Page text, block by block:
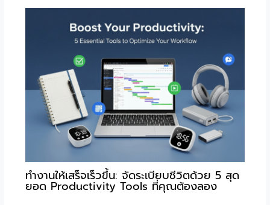
ทำงานให้เสร็จเร็วขึ้น: จัดระเบียบชีวิตด้วย 5 สุด
ยอด Productivity Tools ที่คุณต้องลอง